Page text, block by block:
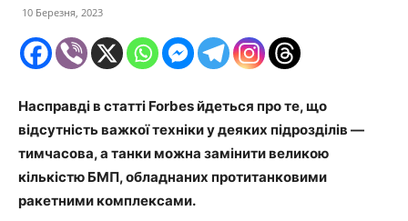
10 Березня, 2023
Насправді в статті Forbes йдеться про те, що
відсутність важкої техніки у деяких підрозділів —
тимчасова, а танки можна замінити великою
кількістю БМП, обладнаних протитанковими
ракетними комплексами.